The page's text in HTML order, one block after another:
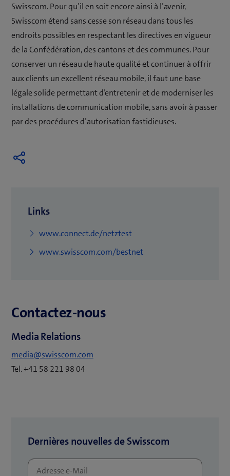
Swisscom. Pour qu’il en soit encore ainsi à l’avenir,
Swisscom étend sans cesse son réseau dans tous les
endroits possibles en respectant les directives en vigueur
de la Confédération, des cantons et des communes. Pour
conserver un réseau de haute qualité et continuer à offrir
aux clients un excellent réseau mobile, il faut une base
légale solide permettant d’entretenir et de moderniser les
installations de communication mobile, sans avoir à passer
par des procédures d’autorisation fastidieuses.
Links
www.connect.de/netztest(
www.swisscom.com/bestnet
Contactez-nous
Media Relations
media@swisscom.com
Tel. +41 58 221 98 04
Dernières nouvelles de Swisscom